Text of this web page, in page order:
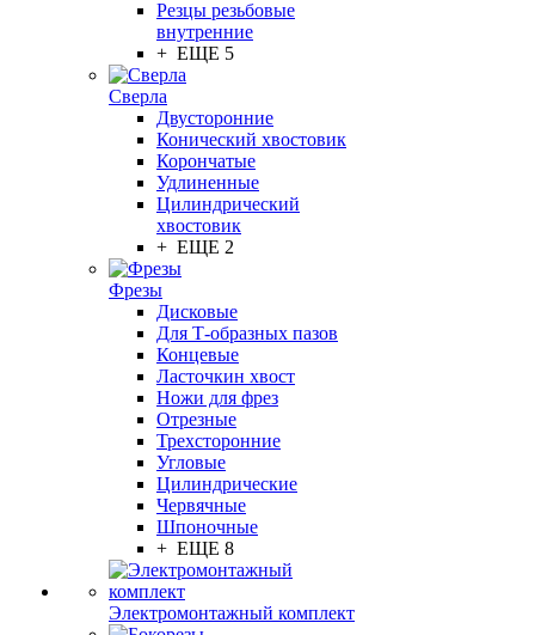
Резцы резьбовые
внутренние
+ ЕЩЕ 5
Сверла
Двусторонние
Конический хвостовик
Корончатые
Удлиненные
Цилиндрический
хвостовик
+ ЕЩЕ 2
Фрезы
Дисковые
Для Т-образных пазов
Концевые
Ласточкин хвост
Ножи для фрез
Отрезные
Трехсторонние
Угловые
Цилиндрические
Червячные
Шпоночные
+ ЕЩЕ 8
Электромонтажный комплект